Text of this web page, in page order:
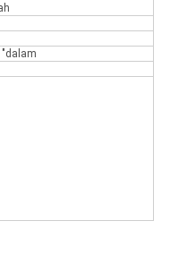
"dalam